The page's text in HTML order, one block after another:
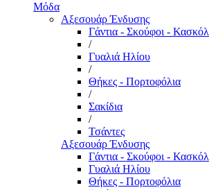
Μόδα
Αξεσουάρ Ένδυσης
Γάντια - Σκούφοι - Κασκόλ
/
Γυαλιά Ηλίου
/
Θήκες - Πορτοφόλια
/
Σακίδια
/
Τσάντες
Αξεσουάρ Ένδυσης
Γάντια - Σκούφοι - Κασκόλ
Γυαλιά Ηλίου
Θήκες - Πορτοφόλια